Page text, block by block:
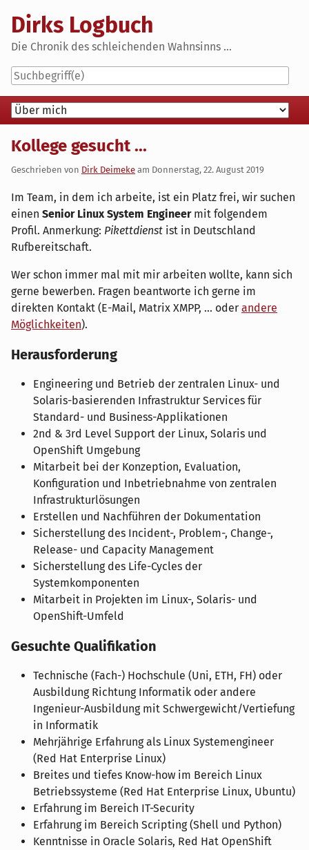
content
Dirks Logbuch
Die Chronik des schleichenden Wahnsinns ...
Navigation
Kollege gesucht ...
Geschrieben von Dirk Deimeke am Donnerstag, 22. August 2019
Im Team, in dem ich arbeite, ist ein Platz frei, wir suchen
einen Senior Linux System Engineermit folgendem
Profil. Anmerkung: Pikettdienst ist in Deutschland
Rufbereitschaft.
Wer schon immer mal mit mir arbeiten wollte, kann sich
gerne bewerben. Fragen beantworte ich gerne im
direkten Kontakt (E-Mail, Matrix XMPP, ... oder andere
Möglichkeiten).
Herausforderung
Engineering und Betrieb der zentralen Linux- und
Solaris-basierenden Infrastruktur Services für
Standard- und Business-Applikationen
2nd & 3rd Level Support der Linux, Solaris und
OpenShift Umgebung
Mitarbeit bei der Konzeption, Evaluation,
Konfiguration und Inbetriebnahme von zentralen
Infrastrukturlösungen
Erstellen und Nachführen der Dokumentation
Sicherstellung des Incident-, Problem-, Change-,
Release- und Capacity Management
Sicherstellung des Life-Cycles der
Systemkomponenten
Mitarbeit in Projekten im Linux-, Solaris- und
OpenShift-Umfeld
Gesuchte Qualifikation
Technische (Fach-) Hochschule (Uni, ETH, FH) oder
Ausbildung Richtung Informatik oder andere
Ingenieur-Ausbildung mit Schwergewicht/Vertiefung
in Informatik
Mehrjährige Erfahrung als Linux Systemengineer
(Red Hat Enterprise Linux)
Breites und tiefes Know-how im Bereich Linux
Betriebssysteme (Red Hat Enterprise Linux, Ubuntu)
Erfahrung im Bereich IT-Security
Erfahrung im Bereich Scripting (Shell und Python)
Kenntnisse in Oracle Solaris, Red Hat OpenShift